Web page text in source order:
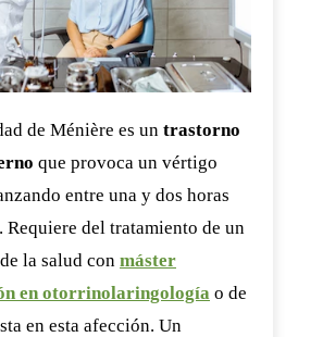
de Ménière es un trastorno
que provoca un vértigo
entre una y dos horas
Requiere del tratamiento de un
la salud con máster
en otorrinolaringología o de
en esta afección. Un